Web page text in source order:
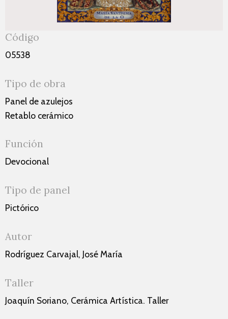
Código
05538
Tipo de obra
Panel de azulejos
Retablo cerámico
Función
Devocional
Tipo de panel
Pictórico
Autor
Rodríguez Carvajal, José María
Taller
Joaquín Soriano, Cerámica Artística. Taller